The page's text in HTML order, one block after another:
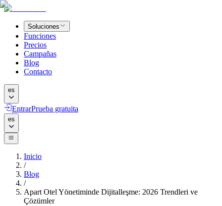
Soluciones
Funciones
Precios
Campañas
Blog
Contacto
es
EntrarPrueba gratuita
es
Inicio
/
Blog
/
Apart Otel Yönetiminde Dijitalleşme: 2026 Trendleri ve
Çözümler